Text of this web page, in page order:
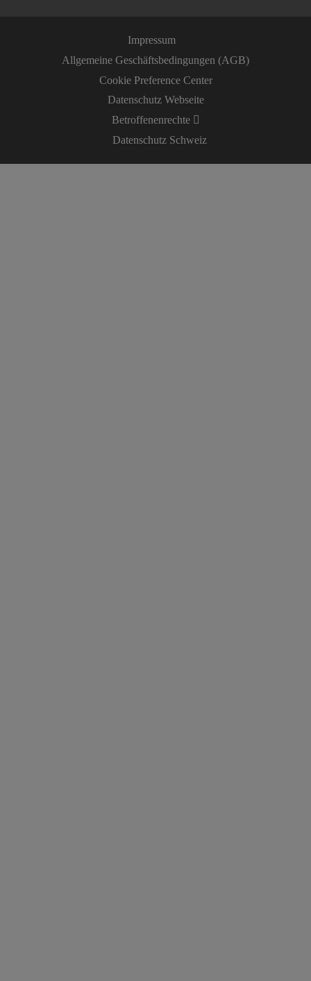
Impressum
Allgemeine Geschäftsbedingungen (AGB)
Cookie Preference Center
Datenschutz Webseite
Betroffenenrechte
Datenschutz Schweiz